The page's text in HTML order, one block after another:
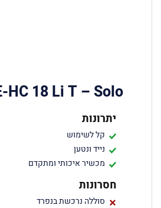
HC 18 Li T – Solo
יתרונות
קל לשימוש
נייד ונטען
מכשיר איכותי ומתקדם
חסרונות
סוללה נרכשת בנפרד